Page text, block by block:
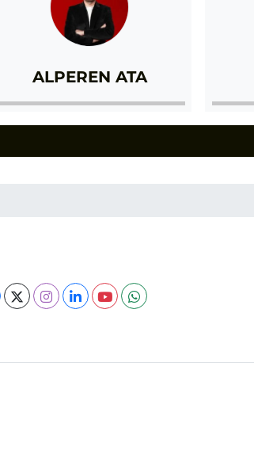
ALPEREN ATA